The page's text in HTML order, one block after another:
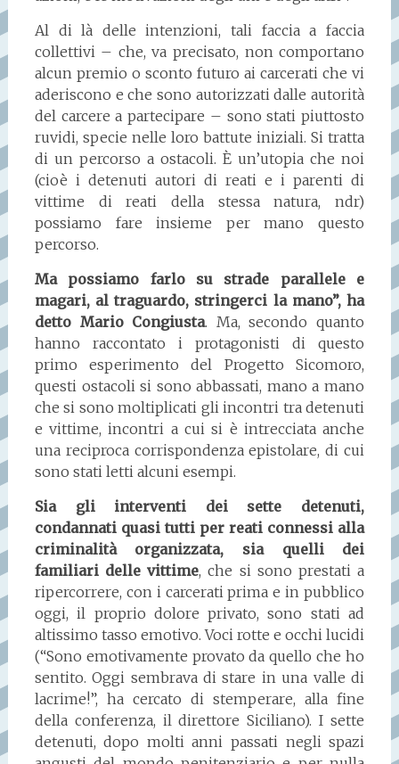
Al di là delle intenzioni, tali faccia a faccia
collettivi – che, va precisato, non comportano
alcun premio o sconto futuro ai carcerati che vi
aderiscono e che sono autorizzati dalle autorità
del carcere a partecipare – sono stati piuttosto
ruvidi, specie nelle loro battute iniziali. Si tratta
di un percorso a ostacoli. È un’utopia che noi
(cioè i detenuti autori di reati e i parenti di
vittime di reati della stessa natura, ndr)
possiamo fare insieme per mano questo
percorso.
Ma possiamo farlo su strade parallele e
magari, al traguardo, stringerci la mano”, ha
detto Mario Congiusta. Ma, secondo quanto
hanno raccontato i protagonisti di questo
primo esperimento del Progetto Sicomoro,
questi ostacoli si sono abbassati, mano a mano
che si sono moltiplicati gli incontri tra detenuti
e vittime, incontri a cui si è intrecciata anche
una reciproca corrispondenza epistolare, di cui
sono stati letti alcuni esempi.
Sia gli interventi dei sette detenuti,
condannati quasi tutti per reati connessi alla
criminalità organizzata, sia quelli dei
familiari delle vittime, che si sono prestati a
ripercorrere, con i carcerati prima e in pubblico
oggi, il proprio dolore privato, sono stati ad
altissimo tasso emotivo. Voci rotte e occhi lucidi
(“Sono emotivamente provato da quello che ho
sentito. Oggi sembrava di stare in una valle di
lacrime!”, ha cercato di stemperare, alla fine
della conferenza, il direttore Siciliano). I sette
detenuti, dopo molti anni passati negli spazi